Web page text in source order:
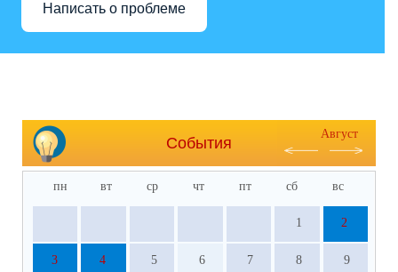
Написать о проблеме
События
Август
пн вт ср чт пт сб вс
1 2
3 4 5 6 7 8 9